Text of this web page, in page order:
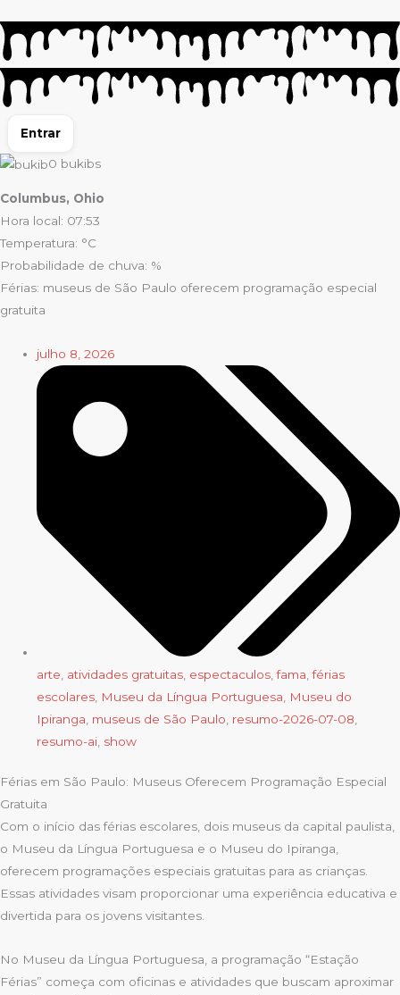
Entrar
0 bukibs
Columbus, Ohio
Hora local: 07:53
Temperatura: °C
Probabilidade de chuva: %
Férias: museus de São Paulo oferecem programação especial
gratuita
julho 8, 2026
arte atividades gratuitas espectaculos ,fama ,férias
escolares Museu da Língua Portuguesa
Museu do
Ipiranga museus de São Paulo resumo-2026-07-08
resumo-ai show
Férias em São Paulo: Museus Oferecem Programação Especial
Gratuita
Com o início das férias escolares, dois museus da capital paulista,
o Museu da Língua Portuguesa e o Museu do Ipiranga,
oferecem programações especiais gratuitas para as crianças.
Essas atividades visam proporcionar uma experiência educativa e
divertida para os jovens visitantes.
No Museu da Língua Portuguesa, a programação “Estação
Férias” começa com oficinas e atividades que buscam aproximar